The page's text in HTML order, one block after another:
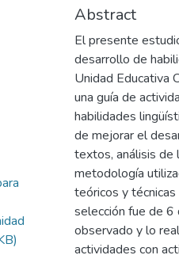
Abstract
El presente
desarrollo de
Unidad Educativa
una guía de
habilidades
de mejorar el
textos, análisis de
metodología
teóricos y
selección fue de
observado y lo
actividades con